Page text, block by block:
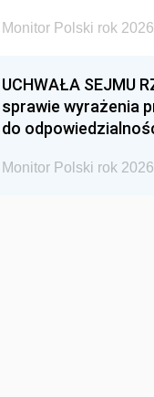
Monitor Polski rok
UCHWAŁA SEJMU
sprawie wyrażenia
do
Monitor Polski rok